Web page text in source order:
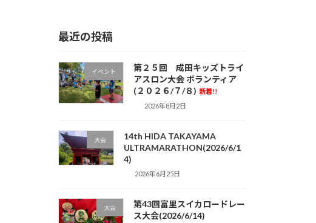
最近の投稿
イベント
第２５回 成田キッズトライ
アスロン大会 ボランティア
(２０２６/７/８) 新着!!
2026年8月2日
大会
14th HIDA TAKAYAMA
ULTRAMARATHON(2026/6/1
4)
2026年6月25日
大会
第43回富里スイカロードレー
ス大会(2026/6/14)